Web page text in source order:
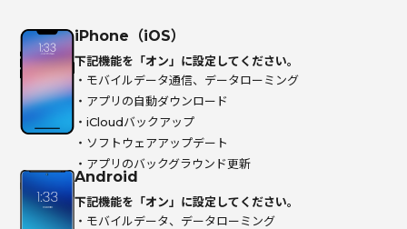
iPhone（iOS）
下記機能を「オン」に設定してください。
・モバイルデータ通信、データローミング
・アプリの自動ダウンロード
・iCloudバックアップ
・ソフトウェアアップデート
・アプリのバックグラウンド更新
Android
下記機能を「オン」に設定してください。
・モバイルデータ、データローミング